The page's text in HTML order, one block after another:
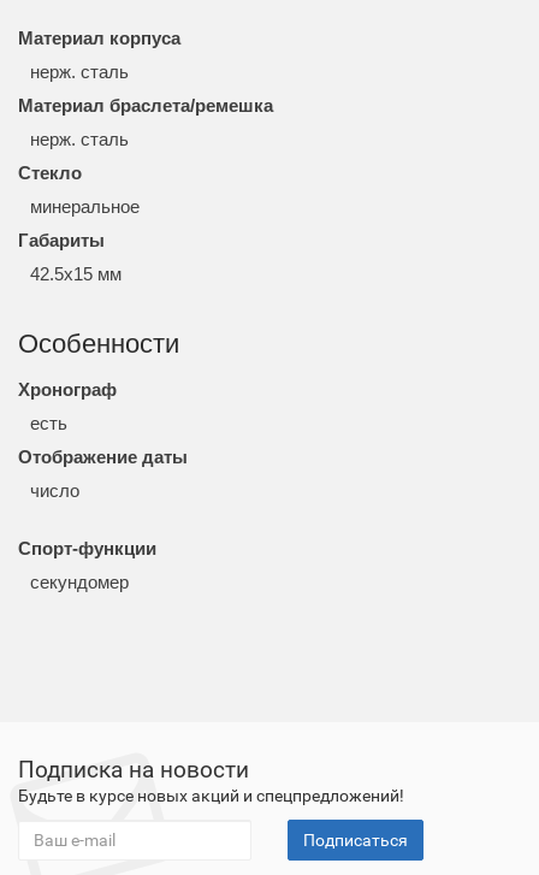
Материал корпуса
нерж. сталь
Материал браслета/ремешка
нерж. сталь
Стекло
минеральное
Габариты
42.5x15 мм
Особенности
Хронограф
есть
Отображение даты
число
Спорт-функции
секундомер
Подписка на новости
Будьте в курсе новых акций и спецпредложений!
Подписаться